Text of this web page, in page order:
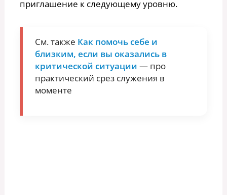
приглашение к следующему уровню.
См. также Как помочь себе и
близким, если вы оказались в
критической ситуации — про
практический срез служения в
моменте